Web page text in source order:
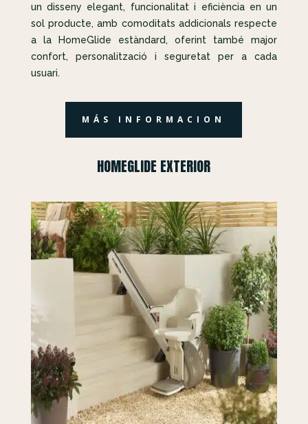
un disseny elegant, funcionalitat i eficiència en un
sol producte, amb comoditats addicionals respecte
a la HomeGlide estàndard, oferint també major
confort, personalització i seguretat per a cada
usuari.
MÁS INFORMACION
HOMEGLIDE EXTERIOR